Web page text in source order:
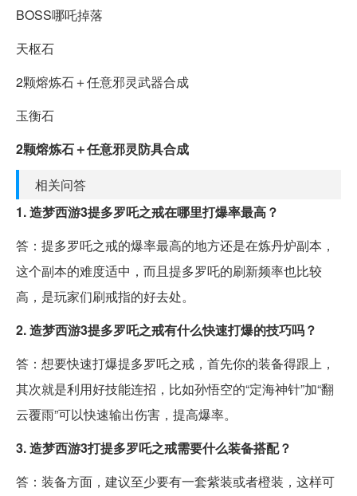
BOSS哪吒掉落
天枢石
2颗熔炼石＋任意邪灵武器合成
玉衡石
2颗熔炼石＋任意邪灵防具合成
相关问答
1. 造梦西游3提多罗吒之戒在哪里打爆率最高？
答：提多罗吒之戒的爆率最高的地方还是在炼丹炉副本，
这个副本的难度适中，而且提多罗吒的刷新频率也比较
高，是玩家们刷戒指的好去处。
2. 造梦西游3提多罗吒之戒有什么快速打爆的技巧吗？
答：想要快速打爆提多罗吒之戒，首先你的装备得跟上，
其次就是利用好技能连招，比如孙悟空的“定海神针”加“翻
云覆雨”可以快速输出伤害，提高爆率。
3. 造梦西游3打提多罗吒之戒需要什么装备搭配？
答：装备方面，建议至少要有一套紫装或者橙装，这样可